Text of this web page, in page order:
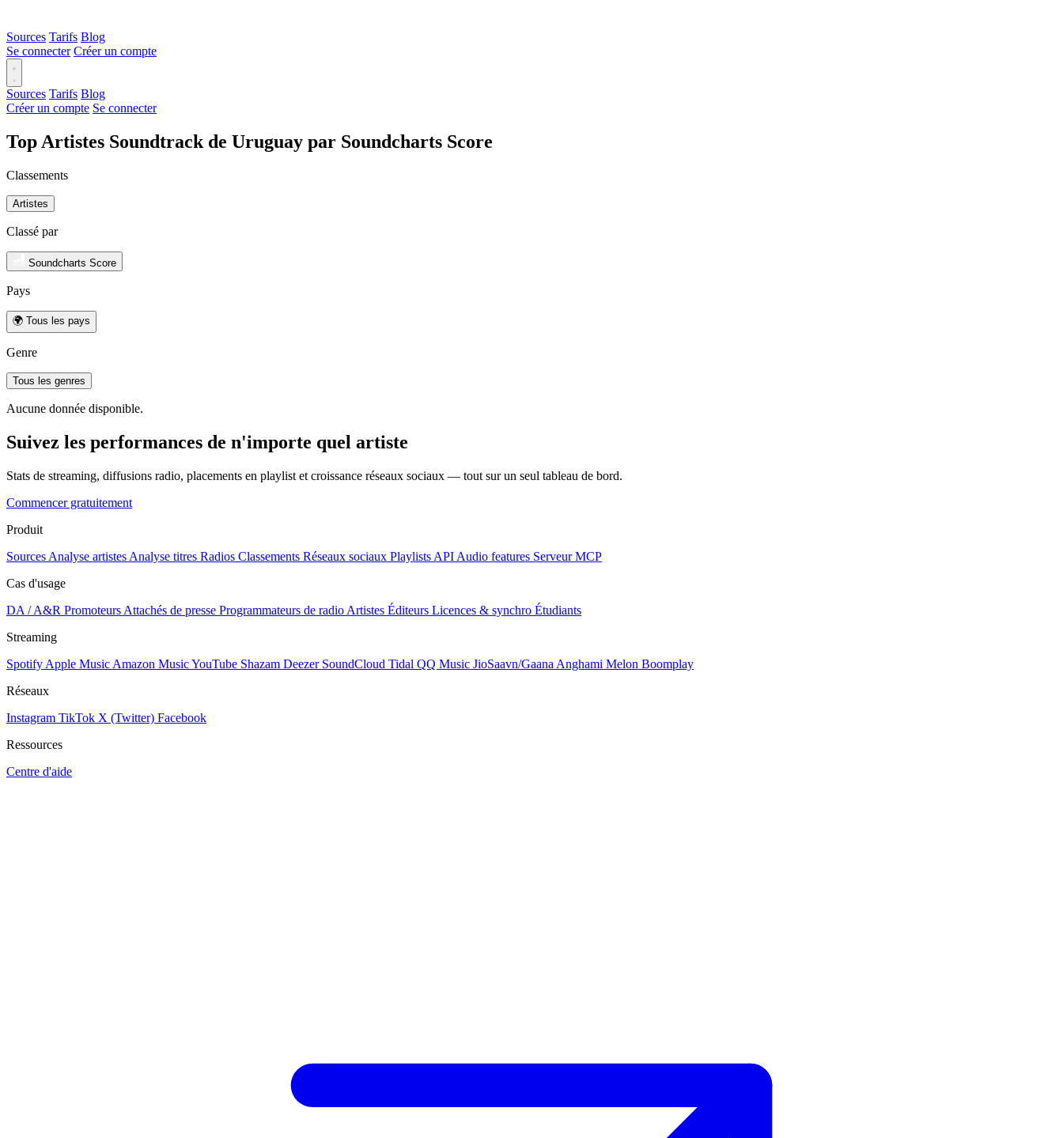
Sources Tarifs Blog
Se connecter Créer un compte
Sources Tarifs Blog
Créer un compte Se connecter
Top Artistes Soundtrack de Uruguay par Soundcharts Score
Classements
Artistes
Classé par
Soundcharts Score
Pays
🌍 Tous les pays
Genre
Tous les genres
Aucune donnée disponible.
Suivez les performances de n'importe quel artiste
Stats de streaming, diffusions radio, placements en playlist et croissance réseaux sociaux — tout sur un seul tableau de bord.
Commencer gratuitement
Produit
Sources Analyse artistes Analyse titres Radios Classements Réseaux sociaux Playlists API Audio features Serveur MCP
Cas d'usage
DA / A&R Promoteurs Attachés de presse Programmateurs de radio Artistes Éditeurs Licences & synchro Étudiants
Streaming
Spotify Apple Music Amazon MusicYouTube Shazam Deezer SoundCloud Tidal QQ Music JioSaavn/Gaana Anghami Melon Boomplay
Réseaux
Instagram TikTok X (Twitter) Facebook
Ressources
Centre d'aide